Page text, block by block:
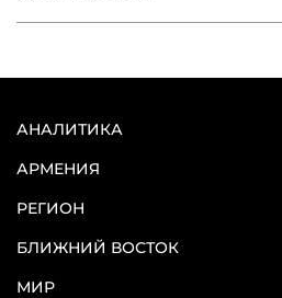
АНАЛИТИКА
АРМЕНИЯ
РЕГИОН
БЛИЖНИЙ ВОСТОК
МИР